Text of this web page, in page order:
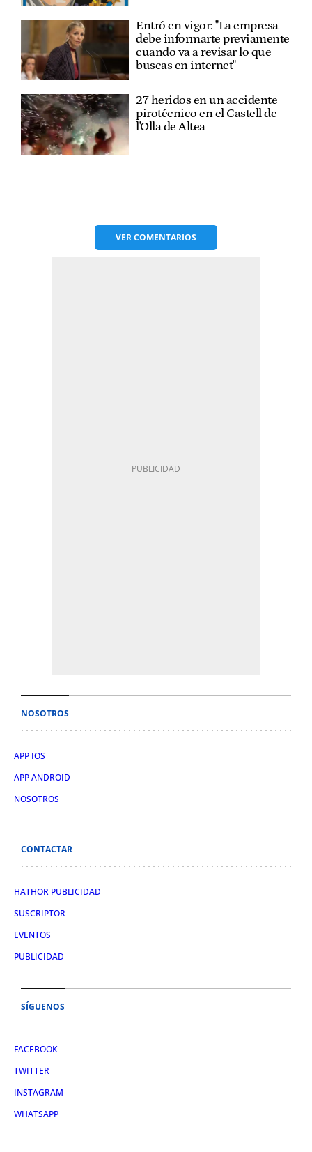
Entró en vigor: "La empresa
debe informarte previamente
cuando va a revisar lo que
buscas en internet"
27 heridos en un accidente
pirotécnico en el Castell de
l'Olla de Altea
VERCOMENTARIOS
NOSOTROS
APP IOS
APP ANDROID
NOSOTROS
CONTACTAR
HATHOR PUBLICIDAD
SUSCRIPTOR
EVENTOS
PUBLICIDAD
SÍGUENOS
FACEBOOK
TWITTER
INSTAGRAM
WHATSAPP